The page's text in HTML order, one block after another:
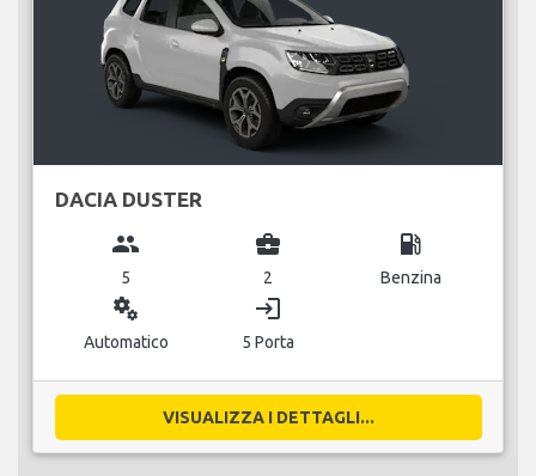
DACIA DUSTER
group
5
business_center
2
local_gas_station
Benzina
miscellaneous_services
Automatico
login
5 Porta
VISUALIZZA I DETTAGLI...